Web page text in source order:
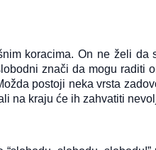
koracima. On ne želi
znači da mogu raditi
postoji neka vrsta
na kraju će ih zahvatiti